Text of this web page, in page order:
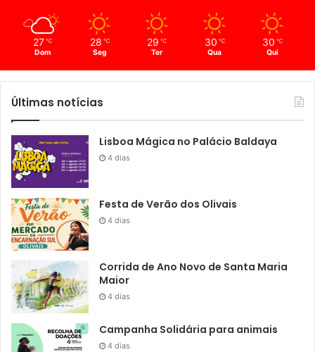
27 ℃
Dom
28 ℃
Seg
29 ℃
Ter
30 ℃
Qua
30 ℃
Qui
Últimas notícias
Lisboa Mágica no Palácio Baldaya
4 dias
Festa de Verão dos Olivais
4 dias
Corrida de Ano Novo de Santa Maria
Maior
4 dias
Campanha Solidária para animais
4 dias